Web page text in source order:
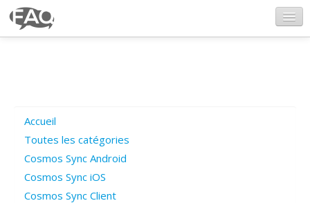
Poser une question
Questions ouvertes
Accueil
Toutes les catégories
Cosmos Sync Android
Cosmos Sync iOS
Cosmos Sync Client